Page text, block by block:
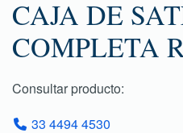
CAJA DE
COMPLETA
Consultar producto:
33 4494 4530